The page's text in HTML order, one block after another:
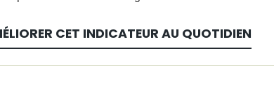
CET INDICATEUR AU QUOTIDIEN